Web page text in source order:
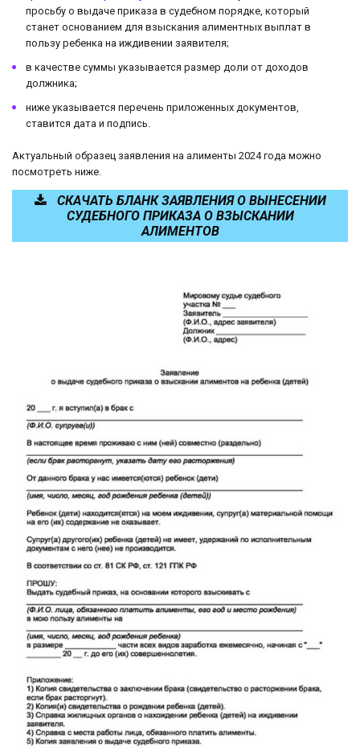
просьбу о выдаче приказа в судебном порядке, который
станет основанием для взыскания алиментных выплат в
пользу ребенка на иждивении заявителя;
в качестве суммы указывается размер доли от доходов
должника;
ниже указывается перечень приложенных документов,
ставится дата и подпись.
Актуальный образец заявления на алименты 2024 года можно
посмотреть ниже.
СКАЧАТЬ БЛАНК ЗАЯВЛЕНИЯ О ВЫНЕСЕНИИ
СУДЕБНОГО ПРИКАЗА О ВЗЫСКАНИИ
АЛИМЕНТОВ